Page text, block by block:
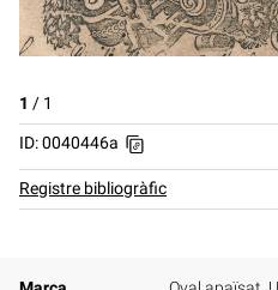
1 / 1
ID: 0040446a
Registre bibliogràfic